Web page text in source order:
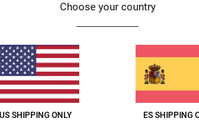
Choose your country
US SHIPPING ONLY ES SHIPPING